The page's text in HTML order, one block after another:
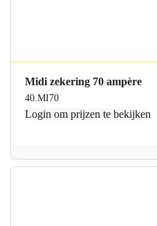
Midi zekering 70 ampère
40.MI70
Login om prijzen te bekijken